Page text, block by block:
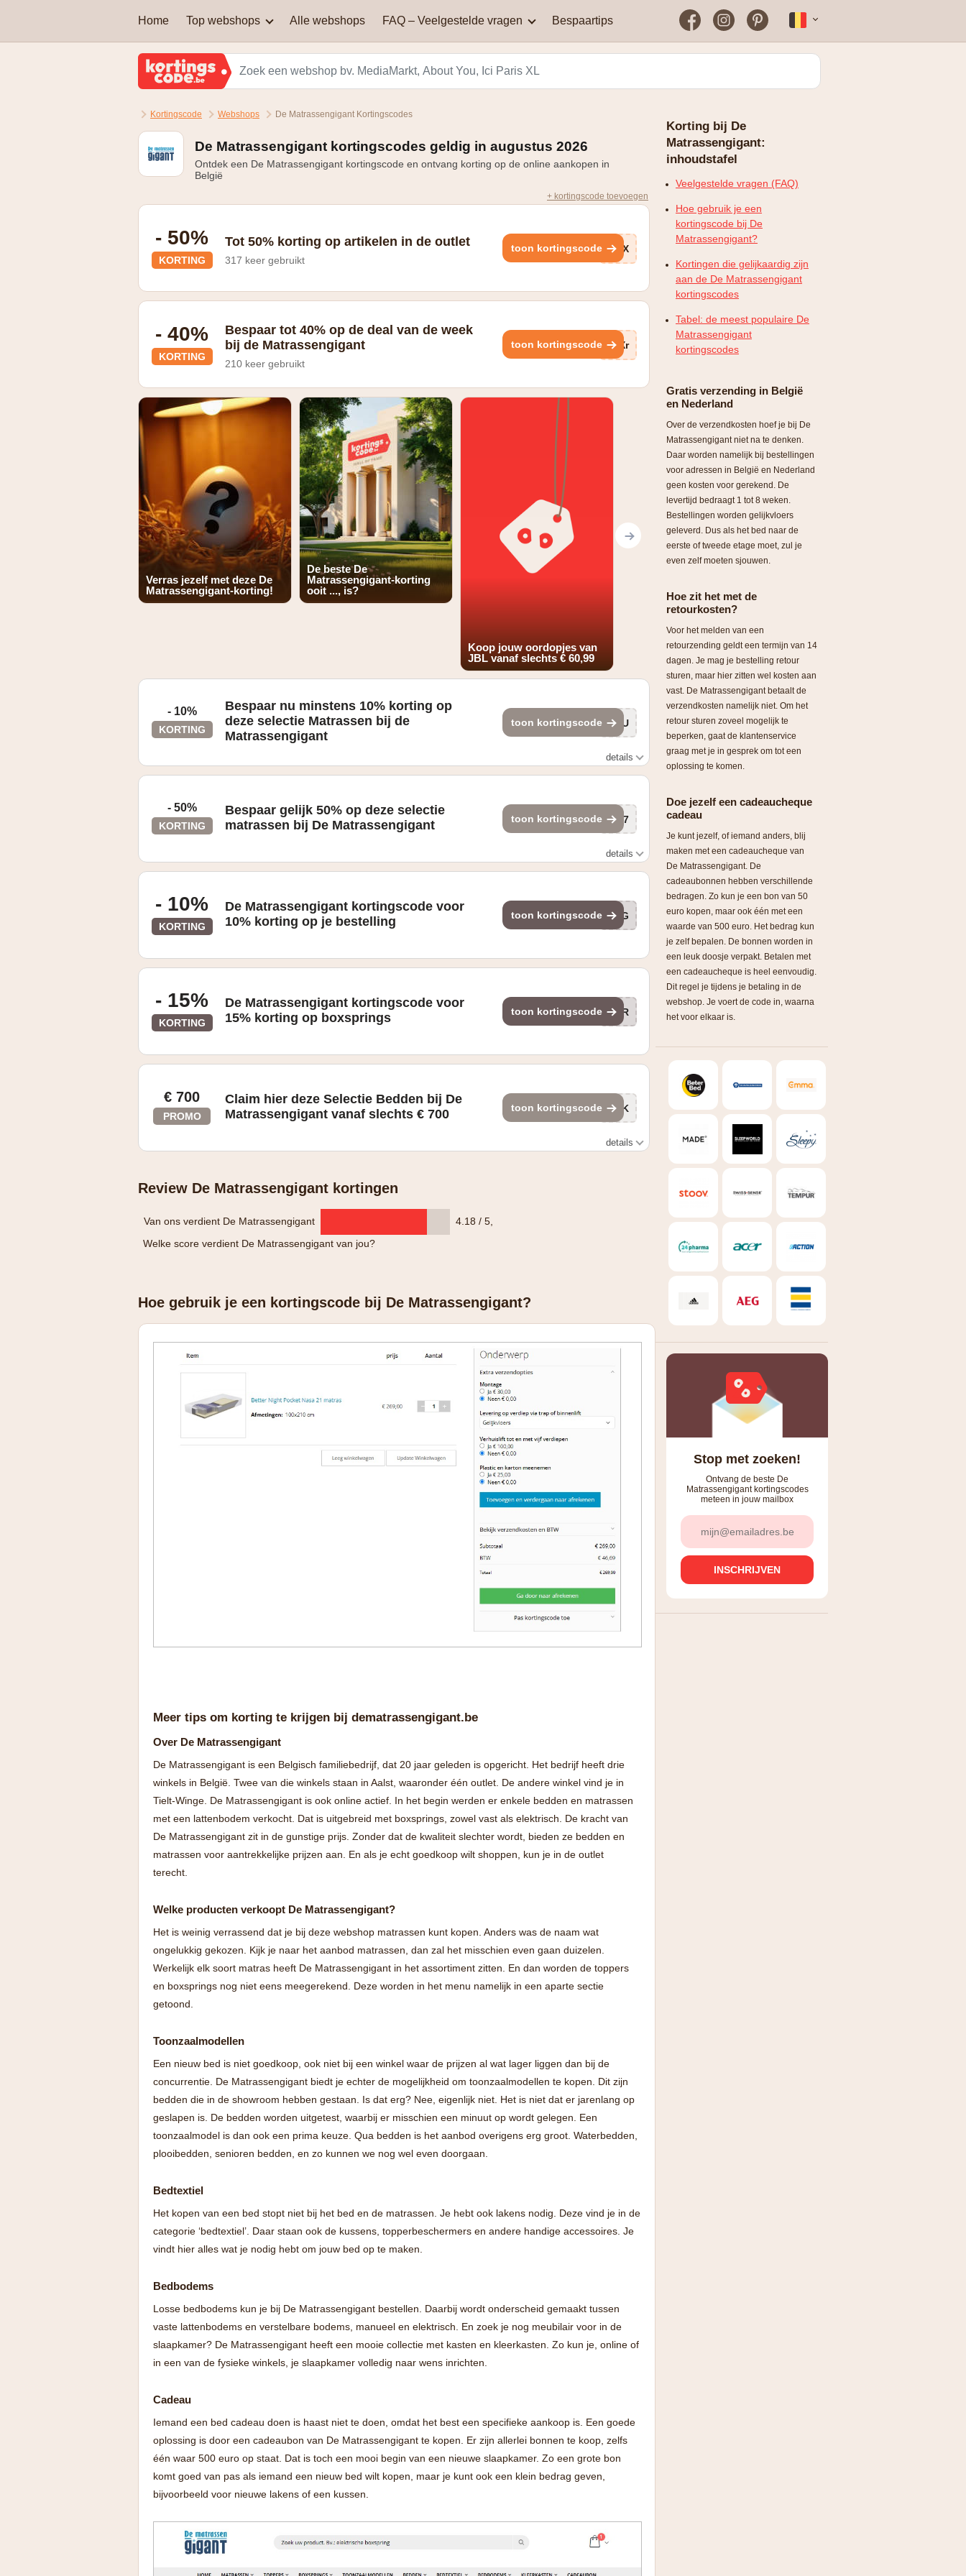
Home Top webshops
AEG AliExpress Aqualibi
Martin's Hotels Plopsaland Theater Hotel
Samsung Smeg Vanden Borre WONDR
Alle webshops FAQ – Veelgestelde vragen
Welke soort kortingscodes
zijn er?
Waar kan je kortingscodes
vinden?
Waarom werkt mijn
kortingscode niet?
kortingscode?
Kan je een kortingscode
combineren om nog extra
korting te krijgen?
Hoe bereken je korting?
kortingen en aanbiedingen
FAQ – Veelgestelde vragen
Bespaartips
FacebookInstagramPinterest
Kortingscode Webshops De Matrassengigant Kortingscodes
De Matrassengigant kortingscodes geldig in augustus 2026
Ontdek een De Matrassengigant kortingscode en ontvang korting op de online aankopen in
België
+ kortingscode toevoegen
- 50%
KORTING
Tot 50% korting op artikelen in de outlet
317 keer gebruikt
toon kortingscode KtX
- 40%
KORTING
Bespaar tot 40% op de deal van de week
bij de Matrassengigant
210 keer gebruikt
toon kortingscode 9Xr
Verras jezelf met deze De
Matrassengigant-korting!
De beste De
Matrassengigant-korting
ooit ..., is?
Koop jouw oordopjes van
JBL vanaf slechts € 60,99
- 10%
KORTING
Bespaar nu minstens 10% korting op
deze selectie Matrassen bij de
Matrassengigant
toon kortingscode CxU
details
- 50%
KORTING
Bespaar gelijk 50% op deze selectie
matrassen bij De Matrassengigant
toon kortingscode mU7
details
- 10%
KORTING
De Matrassengigant kortingscode voor
10% korting op je bestelling
toon kortingscode GIG
- 15%
KORTING
De Matrassengigant kortingscode voor
15% korting op boxsprings
toon kortingscode SPR
€ 700
PROMO
Claim hier deze Selectie Bedden bij De
Matrassengigant vanaf slechts € 700
toon kortingscode eUK
details
Review De Matrassengigant kortingen
Van ons verdient De Matrassengigant 4.18 / 5,
Welke score verdient De Matrassengigant van jou?
Hoe gebruik je een kortingscode bij De Matrassengigant?
Meer tips om korting te krijgen bij dematrassengigant.be
Over De Matrassengigant
De Matrassengigant is een Belgisch familiebedrijf, dat 20 jaar geleden is opgericht. Het bedrijf heeft drie
winkels in België. Twee van die winkels staan in Aalst, waaronder één outlet. De andere winkel vind je in
Tielt-Winge. De Matrassengigant is ook online actief. In het begin werden er enkele bedden en matrassen
met een lattenbodem verkocht. Dat is uitgebreid met boxsprings, zowel vast als elektrisch. De kracht van
De Matrassengigant zit in de gunstige prijs. Zonder dat de kwaliteit slechter wordt, bieden ze bedden en
matrassen voor aantrekkelijke prijzen aan. En als je echt goedkoop wilt shoppen, kun je in de outlet
terecht.
Welke producten verkoopt De Matrassengigant?
Het is weinig verrassend dat je bij deze webshop matrassen kunt kopen. Anders was de naam wat
ongelukkig gekozen. Kijk je naar het aanbod matrassen, dan zal het misschien even gaan duizelen.
Werkelijk elk soort matras heeft De Matrassengigant in het assortiment zitten. En dan worden de toppers
en boxsprings nog niet eens meegerekend. Deze worden in het menu namelijk in een aparte sectie
getoond.
Toonzaalmodellen
Een nieuw bed is niet goedkoop, ook niet bij een winkel waar de prijzen al wat lager liggen dan bij de
concurrentie. De Matrassengigant biedt je echter de mogelijkheid om toonzaalmodellen te kopen. Dit zijn
bedden die in de showroom hebben gestaan. Is dat erg? Nee, eigenlijk niet. Het is niet dat er jarenlang op
geslapen is. De bedden worden uitgetest, waarbij er misschien een minuut op wordt gelegen. Een
toonzaalmodel is dan ook een prima keuze. Qua bedden is het aanbod overigens erg groot. Waterbedden,
plooibedden, senioren bedden, en zo kunnen we nog wel even doorgaan.
Bedtextiel
Het kopen van een bed stopt niet bij het bed en de matrassen. Je hebt ook lakens nodig. Deze vind je in de
categorie ‘bedtextiel’. Daar staan ook de kussens, topperbeschermers en andere handige accessoires. Je
vindt hier alles wat je nodig hebt om jouw bed op te maken.
Bedbodems
Losse bedbodems kun je bij De Matrassengigant bestellen. Daarbij wordt onderscheid gemaakt tussen
vaste lattenbodems en verstelbare bodems, manueel en elektrisch. En zoek je nog meubilair voor in de
slaapkamer? De Matrassengigant heeft een mooie collectie met kasten en kleerkasten. Zo kun je, online of
in een van de fysieke winkels, je slaapkamer volledig naar wens inrichten.
Cadeau
Iemand een bed cadeau doen is haast niet te doen, omdat het best een specifieke aankoop is. Een goede
oplossing is door een cadeaubon van De Matrassengigant te kopen. Er zijn allerlei bonnen te koop, zelfs
één waar 500 euro op staat. Dat is toch een mooi begin van een nieuwe slaapkamer. Zo een grote bon
komt goed van pas als iemand een nieuw bed wilt kopen, maar je kunt ook een klein bedrag geven,
bijvoorbeeld voor nieuwe lakens of een kussen.
Korting bij De
Matrassengigant:
inhoudstafel
Veelgestelde vragen (FAQ)
Hoe gebruik je een
kortingscode bij De
Matrassengigant?
Kortingen die gelijkaardig zijn
aan de De Matrassengigant
kortingscodes
Tabel: de meest populaire De
Matrassengigant
kortingscodes
Gratis verzending in België
en Nederland
Over de verzendkosten hoef je bij De
Matrassengigant niet na te denken.
Daar worden namelijk bij bestellingen
voor adressen in België en Nederland
geen kosten voor gerekend. De
levertijd bedraagt 1 tot 8 weken.
Bestellingen worden gelijkvloers
geleverd. Dus als het bed naar de
eerste of tweede etage moet, zul je
even zelf moeten sjouwen.
Hoe zit het met de
retourkosten?
Voor het melden van een
retourzending geldt een termijn van 14
dagen. Je mag je bestelling retour
sturen, maar hier zitten wel kosten aan
vast. De Matrassengigant betaalt de
verzendkosten namelijk niet. Om het
retour sturen zoveel mogelijk te
beperken, gaat de klantenservice
graag met je in gesprek om tot een
oplossing te komen.
Doe jezelf een cadeaucheque
cadeau
Je kunt jezelf, of iemand anders, blij
maken met een cadeaucheque van
De Matrassengigant. De
cadeaubonnen hebben verschillende
bedragen. Zo kun je een bon van 50
euro kopen, maar ook één met een
waarde van 500 euro. Het bedrag kun
je zelf bepalen. De bonnen worden in
een leuk doosje verpakt. Betalen met
een cadeaucheque is heel eenvoudig.
Dit regel je tijdens je betaling in de
webshop. Je voert de code in, waarna
het voor elkaar is.
Stop met zoeken!
Ontvang de beste De
Matrassengigant kortingscodes
meteen in jouw mailbox